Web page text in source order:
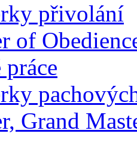
přivolání
of
práce
Grand